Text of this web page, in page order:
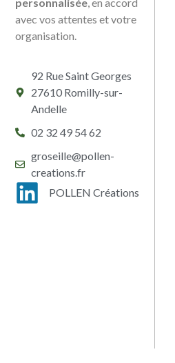
avec vos attentes et votre
organisation.
92 Rue Saint Georges
27610 Romilly-sur-
Andelle
02 32 49 54 62
groseille@pollen-
creations.fr
POLLEN Créations